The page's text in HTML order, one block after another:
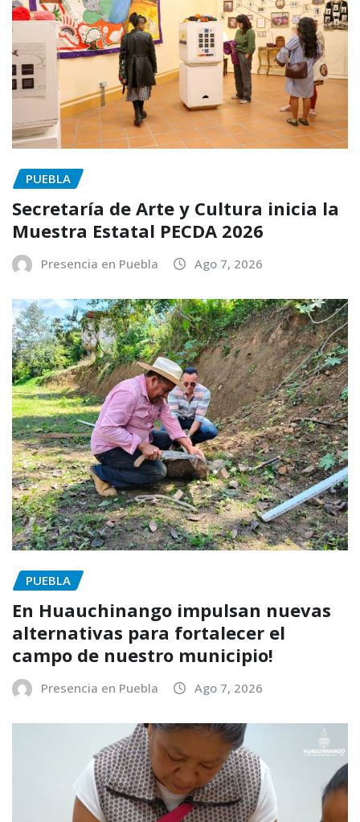
PUEBLA
Secretaría de Arte y Cultura inicia la
Muestra Estatal PECDA 2026
Presencia en Puebla Ago 7, 2026
PUEBLA
En Huauchinango impulsan nuevas
alternativas para fortalecer el
campo de nuestro municipio!
Presencia en Puebla Ago 7, 2026